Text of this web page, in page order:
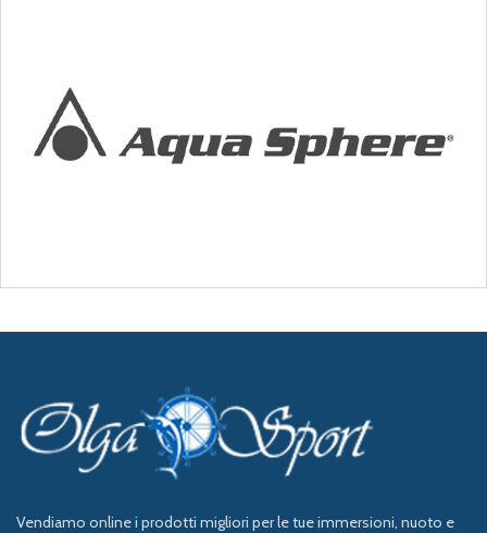
Vendiamo online i prodotti migliori per le tue immersioni, nuoto e